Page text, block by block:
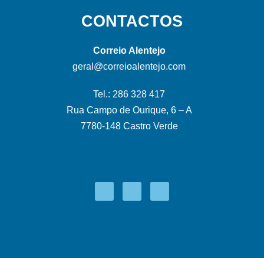
CONTACTOS
Correio Alentejo
geral@correioalentejo.com
Tel.: 286 328 417
Rua Campo de Ourique, 6 – A
7780-148 Castro Verde